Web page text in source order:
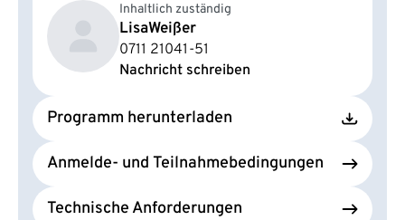
Inhaltlich zuständig
LisaWeißer
0711 21041-51
Nachricht schreiben
Programm herunterladen
Anmelde- und Teilnahmebedingungen
Technische Anforderungen